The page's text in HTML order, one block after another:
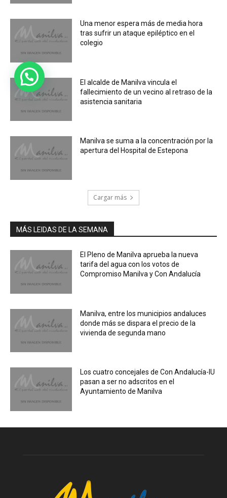
Una menor espera más de media hora
tras sufrir un ataque epiléptico en el
colegio
El alcalde de Manilva vincula el
fallecimiento de un vecino al retraso de la
asistencia sanitaria
Manilva se suma a la concentración por la
apertura del Hospital de Estepona
Cargar más
MÁS LEIDAS DE LA SEMANA
El Pleno de Manilva aprueba la nueva
tarifa del agua con los votos de
Compromiso Manilva y Con Andalucía
Manilva, entre los municipios andaluces
donde más se dispara el precio de la
vivienda de segunda mano
Los cuatro concejales de Con Andalucía-IU
pasan a ser no adscritos en el
Ayuntamiento de Manilva